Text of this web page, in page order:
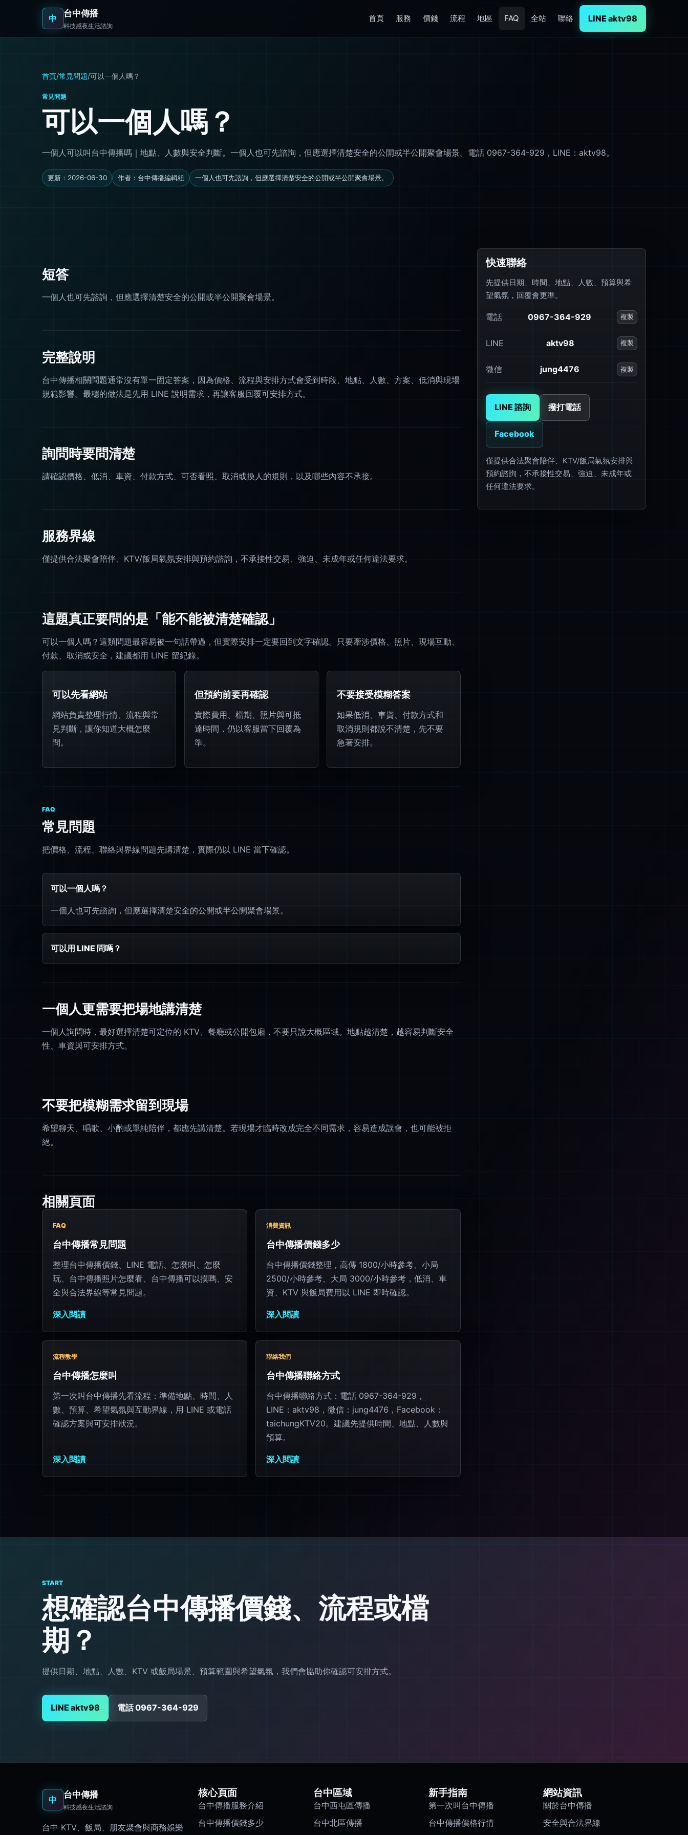
中 台中傳播
科技感夜生活諮詢
首頁 服務 價錢 流程 地區 FAQ 全站 聯絡 LINE aktv98
首頁/常見問題/可以一個人嗎？
常見問題
可以一個人嗎？
一個人可以叫台中傳播嗎｜地點、人數與安全判斷。一個人也可先諮詢，但應選擇清楚安全的公開或半公開聚會場景。電話 0967-364-929，LINE：aktv98。
更新：2026-06-30 作者：台中傳播編輯組 一個人也可先諮詢，但應選擇清楚安全的公開或半公開聚會場景。
短答
一個人也可先諮詢，但應選擇清楚安全的公開或半公開聚會場景。
完整說明
台中傳播相關問題通常沒有單一固定答案，因為價格、流程與安排方式會受到時段、地點、人數、方案、低消與現場
規範影響。最穩的做法是先用 LINE 說明需求，再讓客服回覆可安排方式。
詢問時要問清楚
請確認價格、低消、車資、付款方式、可否看照、取消或換人的規則，以及哪些內容不承接。
服務界線
僅提供合法聚會陪伴、KTV/飯局氣氛安排與預約諮詢，不承接性交易、強迫、未成年或任何違法要求。
這題真正要問的是「能不能被清楚確認」
可以一個人嗎？這類問題最容易被一句話帶過，但實際安排一定要回到文字確認。只要牽涉價格、照片、現場互動、
付款、取消或安全，建議都用 LINE 留紀錄。
可以先看網站
網站負責整理行情、流程與常
見判斷，讓你知道大概怎麼
問。
但預約前要再確認
實際費用、檔期、照片與可抵
達時間，仍以客服當下回覆為
準。
不要接受模糊答案
如果低消、車資、付款方式和
取消規則都說不清楚，先不要
急著安排。
FAQ
常見問題
把價格、流程、聯絡與界線問題先講清楚，實際仍以 LINE 當下確認。
可以一個人嗎？
一個人也可先諮詢，但應選擇清楚安全的公開或半公開聚會場景。
可以用 LINE 問嗎？
一個人更需要把場地講清楚
一個人詢問時，最好選擇清楚可定位的 KTV、餐廳或公開包廂，不要只說大概區域。地點越清楚，越容易判斷安全
性、車資與可安排方式。
不要把模糊需求留到現場
希望聊天、唱歌、小酌或單純陪伴，都應先講清楚。若現場才臨時改成完全不同需求，容易造成誤會，也可能被拒
絕。
相關頁面
FAQ
台中傳播常見問題
整理台中傳播價錢、LINE 電話、怎麼叫、怎麼
玩、台中傳播照片怎麼看、台中傳播可以摸嗎、安
全與合法界線等常見問題。
深入閱讀
消費資訊
台中傳播價錢多少
台中傳播價錢整理，高傳 1800/小時參考、小局
2500/小時參考、大局 3000/小時參考，低消、車
資、KTV 與飯局費用以 LINE 即時確認。
深入閱讀
流程教學
台中傳播怎麼叫
第一次叫台中傳播先看流程：準備地點、時間、人
數、預算、希望氣氛與互動界線，用 LINE 或電話
確認方案與可安排狀況。
深入閱讀
聯絡我們
台中傳播聯絡方式
台中傳播聯絡方式：電話 0967-364-929，
LINE：aktv98，微信：jung4476，Facebook：
taichungKTV20。建議先提供時間、地點、人數與
預算。
深入閱讀
快速聯絡
先提供日期、時間、地點、人數、預算與希
望氣氛，回覆會更準。
電話 0967-364-929 複製
LINE aktv98 複製
微信 jung4476 複製
LINE 諮詢 撥打電話
Facebook
僅提供合法聚會陪伴、KTV/飯局氣氛安排與
預約諮詢，不承接性交易、強迫、未成年或
任何違法要求。
START
想確認台中傳播價錢、流程或檔
期？
提供日期、地點、人數、KTV 或飯局場景、預算範圍與希望氣氛，我們會協助你確認可安排方式。
LINE aktv98 電話 0967-364-929
中 台中傳播
科技感夜生活諮詢
台中 KTV、飯局、朋友聚會與商務娛樂
核心頁面
台中傳播服務介紹
台中傳播價錢多少
台中區域
台中西屯區傳播
台中北區傳播
新手指南
第一次叫台中傳播
台中傳播價格行情
網站資訊
關於台中傳播
安全與合法界線